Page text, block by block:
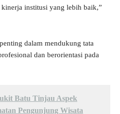
institusi yang lebih baik,”
dalam mendukung tata
dan berorientasi pada
Batu Tinjau Aspek
Pengunjung Wisata